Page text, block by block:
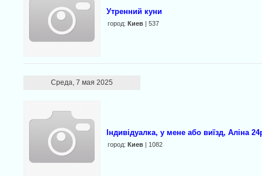
Утренний куни
город: Киев | 537
Среда, 7 мая 2025
Індивідуалка, у мене або виїзд, Аліна
город: Киев | 1082